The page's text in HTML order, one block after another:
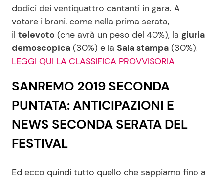
Pubblicità
Privacy Policy
dodici dei ventiquattro cantanti in gara. A
votare i brani, come nella prima serata,
il televoto (che avrà un peso del 40%), la giuria
demoscopica (30%) e la Sala stampa (30%).
LEGGI QUI LA CLASSIFICA PROVVISORIA
SANREMO 2019 SECONDA
PUNTATA: ANTICIPAZIONI E
NEWS SECONDA SERATA DEL
FESTIVAL
Ed ecco quindi tutto quello che sappiamo fino a